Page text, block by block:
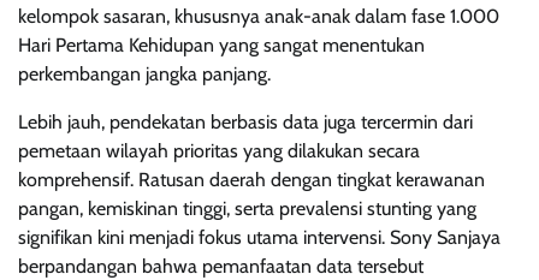
kelompok sasaran, khususnya anak-anak dalam fase 1.000
Hari Pertama Kehidupan yang sangat menentukan
perkembangan jangka panjang.
Lebih jauh, pendekatan berbasis data juga tercermin dari
pemetaan wilayah prioritas yang dilakukan secara
komprehensif. Ratusan daerah dengan tingkat kerawanan
pangan, kemiskinan tinggi, serta prevalensi stunting yang
signifikan kini menjadi fokus utama intervensi. Sony Sanjaya
berpandangan bahwa pemanfaatan data tersebut